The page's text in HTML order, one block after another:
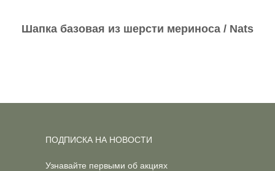
Шапка базовая из шерсти мериноса / Nats
Узнавайте первыми об акциях
ПОДПИСКА НА НОВОСТИ